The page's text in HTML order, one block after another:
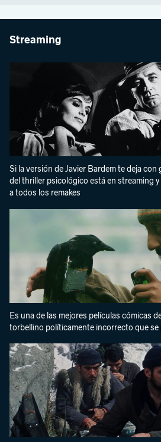
Streaming
Si la versión de Javier Bardem te deja con
del thriller psicológico está en streaming
a todos los remakes
Es una de las mejores películas cómicas
torbellino políticamente incorrecto que se